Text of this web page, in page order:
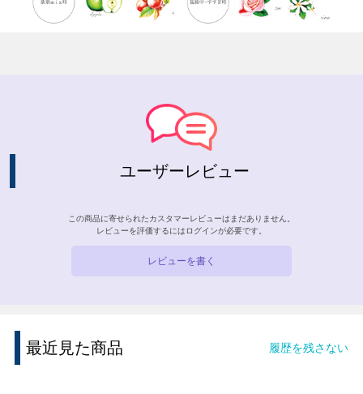
ユーザーレビュー
この商品に寄せられたカスタマーレビューはまだありません。
レビューを評価するには ログインが必要です。
レビューを書く
最近見た商品 履歴を残さない